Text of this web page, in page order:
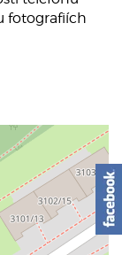
fotografiích